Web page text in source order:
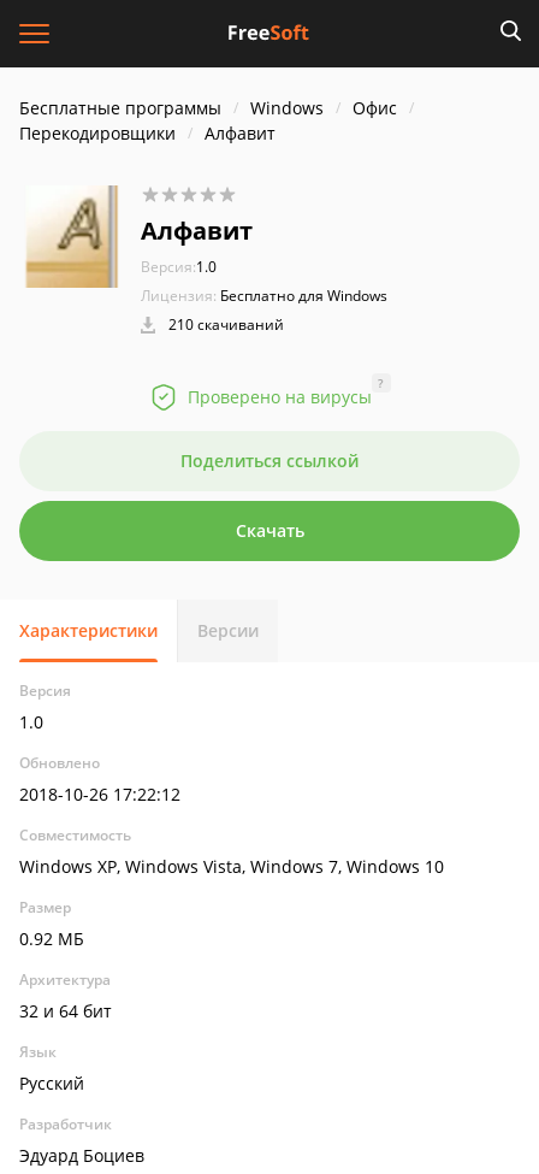
Бесплатные программы Windows
Офис
Перекодировщики
Алфавит
Алфавит
Версия:1.0
Лицензия: Бесплатно для Windows
210 скачиваний
Проверено на вирусы
?
Поделиться ссылкой
Скачать
Характеристики Версии
Версия
1.0
Обновлено
2018-10-26 17:22:12
Совместимость
Windows XP, Windows Vista, Windows 7, Windows 10
Размер
0.92 МБ
Архитектура
32 и 64 бит
Язык
Русский
Разработчик
Эдуард Боциев